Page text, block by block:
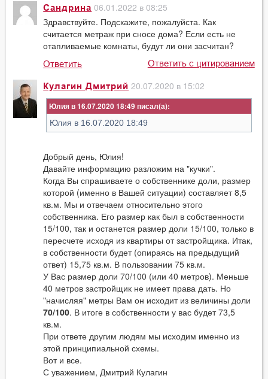
Сандрина 06.01.2022 в 08:25
Здравствуйте. Подскажите, пожалуйста. Как
считается метраж при сносе дома? Если есть не
отапливаемые комнаты, будут ли они засчитан?
Ответить Ответить с цитированием
Кулагин Дмитрий 20.07.2020 в 15:02
Юлия в 16.07.2020 18:49
Юлия в 16.07.2020 18:49
Добрый день, Юлия!
Давайте информацию разложим на "кучки".
Когда Вы спрашиваете о собственнике доли, размер
которой (именно в Вашей ситуации) составляет 8,5
кв.м. Мы и отвечаем относительно этого
собственника. Его размер как был в собственности
15/100, так и останется размер доли 15/100, только в
пересчете исходя из квартиры от застройщика. Итак,
в собственности будет (опираясь на предыдущий
ответ) 15,75 кв.м. В пользовании 75 кв.м.
У Вас размер доли 70/100 (или 40 метров). Меньше
40 метров застройщик не имеет права дать. Но
"начисляя" метры Вам он исходит из величины доли
70/100. В итоге в собственности у вас будет 73,5
кв.м.
При ответе другим людям мы исходим именно из
этой принципиальной схемы.
Вот и все.
С уважением, Дмитрий Кулагин